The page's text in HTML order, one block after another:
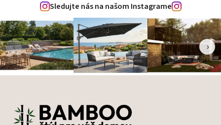
Sledujte nás na našom Instagrame
‹ ›